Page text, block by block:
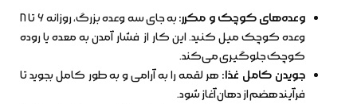
وعده‌های کوچک و مکرر:
به جای سه وعده بزرگ، روزانه ۶ تا ۸
وعده کوچک میل کنید. این کار از فشار آمدن به معده یا روده
کوچک جلوگیری می‌کند.
جویدن کامل غذا: هر لقمه را به آرامی و به طور کامل بجوید تا
فرآیند هضم از دهان آغاز شود.